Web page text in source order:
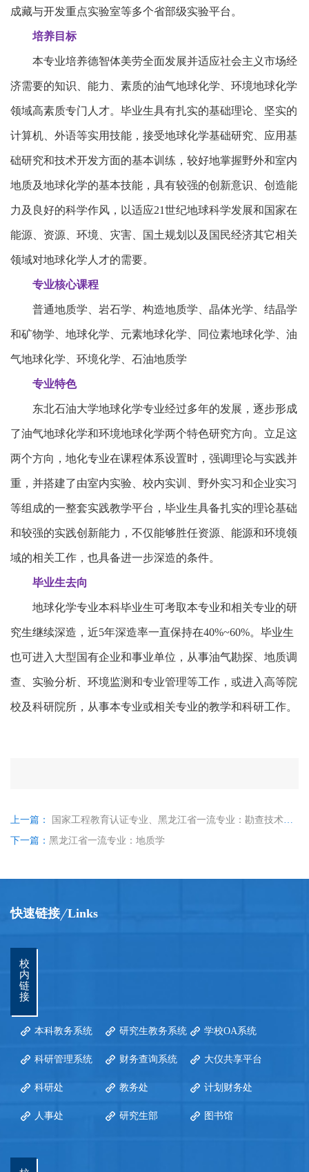
成藏与开发重点实验室等多个省部级实验平台。
培养目标
本专业培养德智体美劳全面发展并适应社会主义市场经
济需要的知识、能力、素质的油气地球化学、环境地球化学
领域高素质专门人才。毕业生具有扎实的基础理论、坚实的
计算机、外语等实用技能，接受地球化学基础研究、应用基
础研究和技术开发方面的基本训练，较好地掌握野外和室内
地质及地球化学的基本技能，具有较强的创新意识、创造能
力及良好的科学作风，以适应21世纪地球科学发展和国家在
能源、资源、环境、灾害、国土规划以及国民经济其它相关
领域对地球化学人才的需要。
专业核心课程
普通地质学、岩石学、构造地质学、晶体光学、结晶学
和矿物学、地球化学、元素地球化学、同位素地球化学、油
气地球化学、环境化学、石油地质学
专业特色
东北石油大学地球化学专业经过多年的发展，逐步形成
了油气地球化学和环境地球化学两个特色研究方向。立足这
两个方向，地化专业在课程体系设置时，强调理论与实践并
重，并搭建了由室内实验、校内实训、野外实习和企业实习
等组成的一整套实践教学平台，毕业生具备扎实的理论基础
和较强的实践创新能力，不仅能够胜任资源、能源和环境领
域的相关工作，也具备进一步深造的条件。
毕业生去向
地球化学专业本科毕业生可考取本专业和相关专业的研
究生继续深造，近5年深造率一直保持在40%~60%。毕业生
也可进入大型国有企业和事业单位，从事油气勘探、地质调
查、实验分析、环境监测和专业管理等工作，或进入高等院
校及科研院所，从事本专业或相关专业的教学和科研工作。
上一篇：
国家工程教育认证专业、黑龙江省一流专业：勘查技术与工程
下一篇： 黑龙江省一流专业：地质学
快速链接 Links
校
内
链
接
本科教务系统 研究生教务系统 学校OA系统
科研管理系统 财务查询系统 大仪共享平台
科研处 教务处 计划财务处
人事处 研究生部 图书馆